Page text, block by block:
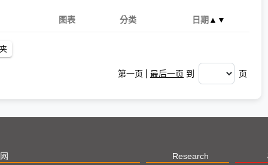
图表 分类 日期 ▲ ▼
第一页 最后一页 到 页
Research